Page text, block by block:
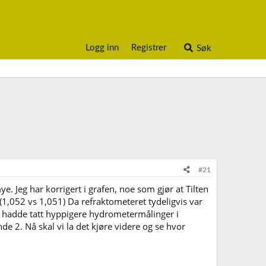
Logg inn Registrer Søk
#21
Jeg har korrigert i grafen, noe som gjør at Tilten
vs 1,051) Da refraktometeret tydeligvis var
tatt hyppigere hydrometermålinger i
2. Nå skal vi la det kjøre videre og se hvor